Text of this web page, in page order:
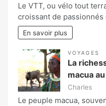
Le VTT, ou vélo tout
croissant de passionnés
En savoir plus
VOYAGES
La
macua
Charles
Le peuple macua,